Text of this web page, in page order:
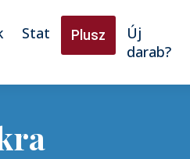
Stat Plusz
Új
darab?